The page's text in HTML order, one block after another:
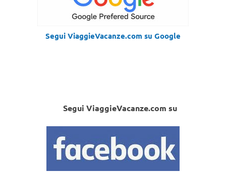
Segui ViaggieVacanze.com su Google
Segui ViaggieVacanze.com su